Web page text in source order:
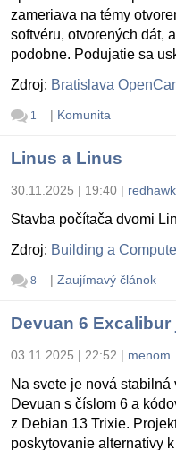
zameriava na témy
softvéru, otvorených dát,
podobne. Podujatie sa
Zdroj: Bratislava
1 | Komunita
Linus a Linus
30.11.2025 | 19:40 |
Stavba počítača dvomi
Zdroj: Building a
8 | Zaujímavý článok
Devuan 6
03.11.2025 | 22:52 | menom
Na svete je nová
Devuan s číslom 6 a
z Debian 13 Trixie.
poskytovanie alternatívy